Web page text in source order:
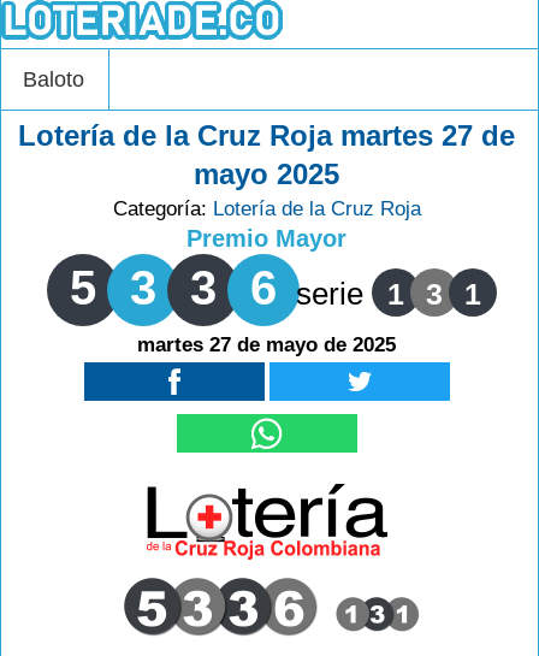
Baloto
Lotería de la Cruz Roja martes 27 de
mayo 2025
Categoría: Lotería de la Cruz Roja
Premio Mayor
5 3 3 6 serie 1 3 1
martes 27 de mayo de 2025